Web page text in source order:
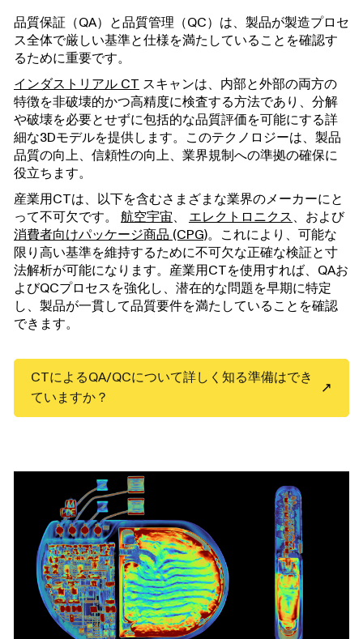
品質保証（QA）と品質管理（QC）は、製品が製造プロセ
ス全体で厳しい基準と仕様を満たしていることを確認す
るために重要です。
インダストリアル CT スキャンは、内部と外部の両方の
特徴を非破壊的かつ高精度に検査する方法であり、分解
や破壊を必要とせずに包括的な品質評価を可能にする詳
細な3Dモデルを提供します。このテクノロジーは、製品
品質の向上、信頼性の向上、業界規制への準拠の確保に
役立ちます。
産業用CTは、以下を含むさまざまな業界のメーカーにと
って不可欠です。 航空宇宙、 エレクトロニクス、および
消費者向けパッケージ商品 (CPG)。これにより、可能な
限り高い基準を維持するために不可欠な正確な検証と寸
法解析が可能になります。産業用CTを使用すれば、QAお
よびQCプロセスを強化し、潜在的な問題を早期に特定
し、製品が一貫して品質要件を満たしていることを確認
できます。
CTによるQA/QCについて詳しく知る準備はでき
ていますか？